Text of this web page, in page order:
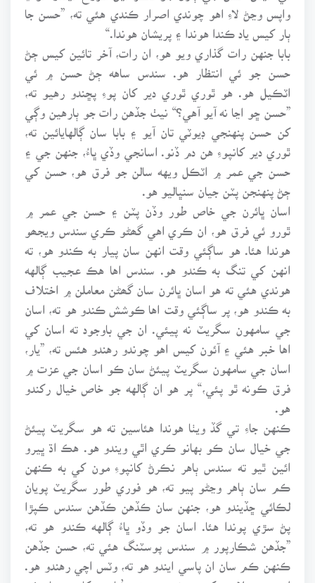
واپس وڃڻ لاءِ اهو چوندي اصرار ڪندي هئي ته، ”حسن جا
ٻار کيس ياد ڪندا هوندا ۽ پريشان هوندا.“
بابا جنهن رات گذاري ويو هو، ان رات، آخر تائين کيس ڄڻ
حسن جو ئي انتظار هو. سندس ساهه ڄڻ حسن ۾ ئي
اٽڪيل هو. هو ٿوري ٿوري دير کان پوءِ پڇندو رهيو ته،
”حسن ڇو اڃا نه آيو آهي؟“ نيٺ جڏهن رات جو ٻارهين وڳي
کن حسن پنهنجي ڊيوٽي تان آيو ۽ بابا سان ڳالهايائين ته،
ٿوري دير کانپوءِ هن دم ڏنو. اسانجي وڏي ڀاءُ، جنهن جي ۽
حسن جي عمر ۾ اٽڪل ويهه سالن جو فرق هو، حسن کي
ڄڻ پنهنجن پٽن جيان سنڀاليو هو.
اسان ڀائرن جي خاص طور وڏن پٽن ۽ حسن جي عمر ۾
ٿورو ئي فرق هو، ان ڪري اهي گھڻو ڪري سندس ويجھو
هوندا هئا. هو ساڳئي وقت انهن سان پيار به ڪندو هو، ته
انهن کي تنگ به ڪندو هو. سندس اها هڪ عجيب ڳالهه
هوندي هئي ته هو اسان ڀائرن سان گھڻن معاملن ۾ اختلاف
به ڪندو هو، پر ساڳئي وقت اها ڪوشش ڪندو هو ته، اسان
جي سامهون سگريٽ نه پيئي. ان جي باوجود ته اسان کي
اها خبر هئي ۽ آئون کيس اهو چوندو رهندو هئس ته، ”يار،
اسان جي سامهون سگريٽ پيئڻ سان ڪو اسان جي عزت ۾
فرق ڪونه ٿو پئي،“ پر هو ان ڳالهه جو خاص خيال رکندو
ڪنهن جاءِ تي گڏ ويٺا هوندا هئاسين ته هو سگريٽ پيئڻ
جي خيال سان ڪو بهانو ڪري اٿي ويندو هو. هڪ اڌ ڀيرو
ائين ٿيو ته سندس ٻاهر نڪرڻ کانپوءِ مون کي به ڪنهن
ڪم سان ٻاهر وڃڻو پيو ته، هو فوري طور سگريٽ پويان
لڪائي ڇڏيندو هو، جنهن سان ڪڏهن ڪڏهن سندس ڪپڙا
پڻ سڙي پوندا هئا. اسان جو وڏو ڀاءُ ڳالهه ڪندو هو ته،
”جڏهن شڪارپور ۾ سندس پوسٽنگ هئي ته، حسن جڏهن
ڪنهن ڪم سان ان پاسي ايندو هو ته، وٽس اچي رهندو هو.
اتي هو ملازم کي چوندو هو ته، ’ڀاڀيءَ کان پئسا وٺي